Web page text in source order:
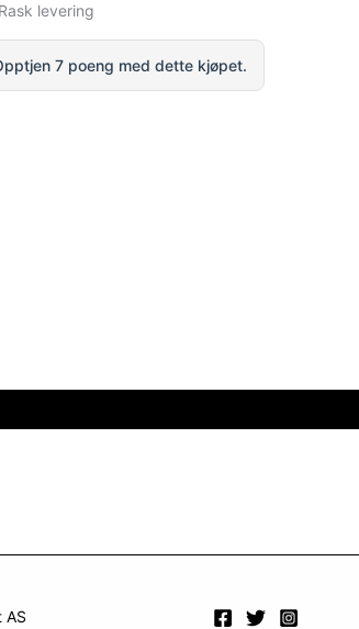
Rask levering
7 poeng med dette kjøpet.
AS